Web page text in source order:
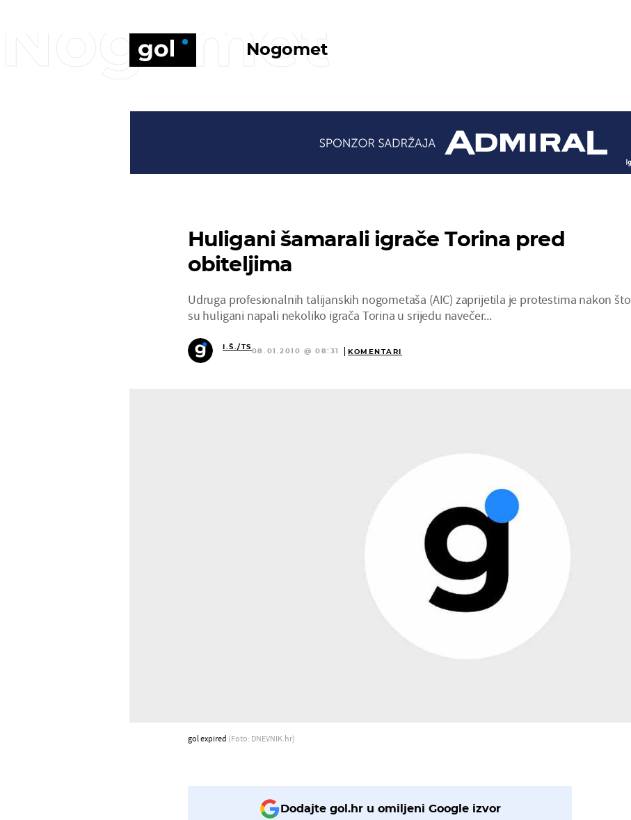
Nogomet
Nogomet
Huligani šamarali igrače Torina pred
obiteljima
Udruga profesionalnih talijanskih nogometaša (AIC) zaprijetila je protestima nakon što
su huligani napali nekoliko igrača Torina u srijedu navečer...
I.Š./TS
08.01.2010 @ 08:31 KOMENTARI
gol expired (Foto: DNEVNIK.hr)
Dodajte gol.hr u omiljeni Google izvor